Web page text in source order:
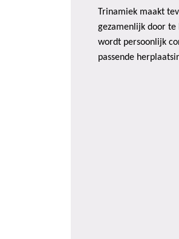
Trinamiek maakt
gezamenlijk door te
wordt persoonlijk
passende